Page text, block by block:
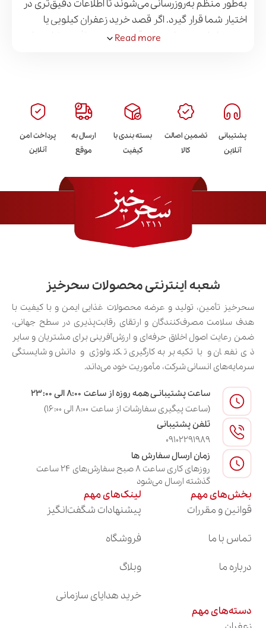
به‌طور منظم به‌روزرسانی می‌شوند تا اطلاعات دقیق‌تری در
اختیار شما قرار گیرد. اگر قصد خرید زعفران کیلویی یا
عمده را دارید و به استعلام قیمت روز، دریافت مشاوره یا
زعفران
قیمت هر کیلو زعفران به نوع محصول، کیفیت کلاله،
میزان خلوص و کاربرد آن بستگی دارد. به‌طور کلی، زعفران
سوپر نگین به دلیل ظاهر درشت، کلاله‌های کاملاً قرمز و
کیفیت ممتاز، در بالاترین رده قیمتی قرار می‌گیرد. پس از
آن، زعفران نگین، سرگل، پوشال و در نهایت زعفران دسته
شرایط بازار تغییر می‌کند، اما شناخت تفاوت آن‌ها به انتخاب
گزینه مناسب با بودجه و نیاز شما کمک می‌کند.
نوع
زعفران
جایگاه
قیمتی
ویژگی شاخص
سوپر
نگین
بسیار
بالا
کلاله‌های درشت،
کاملاً قرمز و
لوکس و
فروشگاه‌های
نگین
رنگ‌دهی و عطر
پخش‌کنندگان
Read more
پشتیبانی
آنلاین
تضمین اصالت
کالا
بسته بندی با
کیفیت
ارسال به
موقع
پرداخت امن
آنلاین
شعبه اینترنتی محصولات سحرخیز
سحرخیز تأمین، تولید و عرضه محصولات غذایی ایمن و با کیفیت با
هدف سلامت مصرف‌کنندگان و ارتقای رقابت‌پذیری در سطح جهانی،
ضمن رعایت اصول اخلاق حرفه‌ای و ارزش‌آفرینی برای مشتریان و سایر
ذی‌نفعان و با تکیه بر به‌کارگیری تکنولوژی و دانش و شایستگی
سرمایه‌های انسانی شرکت، مأموریت خود می‌داند.
ساعت پشتیبانـی همه روزه از ساعت ۸:۰۰ الی ۲۳:۰۰
(ساعت پیگیری سفارشات از ساعت ۸:۰۰ الی ۱۶:۰۰)
تلفن پشتیبانی
09102291989
زمان ارسال سفارش ها
روزهای کاری ساعت ۸ صبح سفارش‌های ۲۴ ساعت
گذشته ارسال می‌شود
بخش‌های مهم
قوانین و مقررات
تماس با ما
درباره ما
لینک‌های مهم
پیشنهادات شگفت‌انگیز
فروشگاه
وبلاگ
خرید هدایای سازمانی
دسته‌های مهم